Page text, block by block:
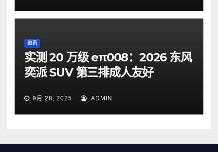
资讯
实测 20 万级 eπ008：2026 东风
奕派 SUV 第三排成人友好
9月 28, 2025 ADMIN